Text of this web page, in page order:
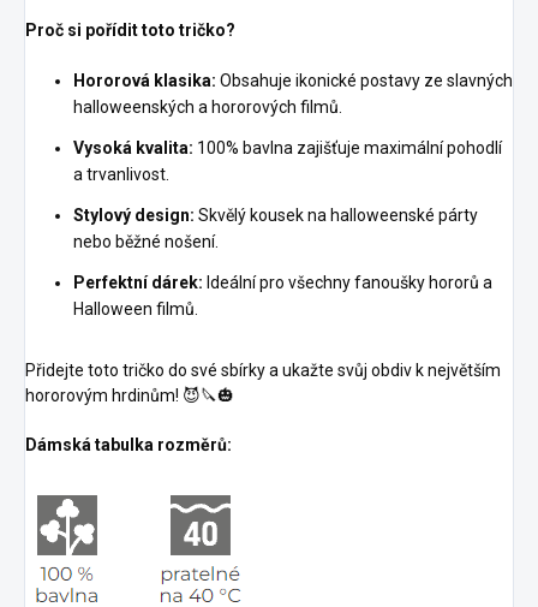
Proč si pořídit toto tričko?
Hororová klasika: Obsahuje ikonické postavy ze slavných
halloweenských a hororových filmů.
Vysoká kvalita: 100% bavlna zajišťuje maximální pohodlí
a trvanlivost.
Stylový design: Skvělý kousek na halloweenské párty
nebo běžné nošení.
Perfektní dárek: Ideální pro všechny fanoušky hororů a
Halloween filmů.
Přidejte toto tričko do své sbírky a ukažte svůj obdiv k největším
hororovým hrdinům! 😈🔪🎃
Dámská tabulka rozměrů: